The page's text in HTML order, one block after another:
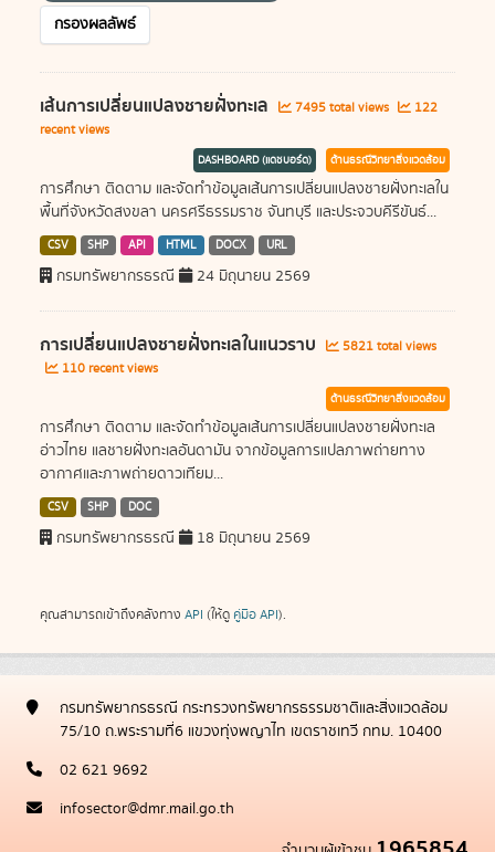
กรองผลลัพธ์
เส้นการเปลี่ยนแปลงชายฝั่งทะเล 7495 total views
122
recent views
DASHBOARD (แดชบอร์ด) ด้านธรณีวิทยาสิ่งแวดล้อม
การศึกษา ติดตาม และจัดทำข้อมูลเส้นการเปลี่ยนแปลงชายฝั่งทะเลใน
พื้นที่จังหวัดสงขลา นครศรีธรรมราช จันทบุรี และประจวบคีรีขันธ์...
CSV SHP API HTML DOCX URL
กรมทรัพยากรธรณี 24 มิถุนายน 2569
การเปลี่ยนแปลงชายฝั่งทะเลในแนวราบ
5821 total views
110 recent views
ด้านธรณีวิทยาสิ่งแวดล้อม
การศึกษา ติดตาม และจัดทำข้อมูลเส้นการเปลี่ยนแปลงชายฝั่งทะเล
อ่าวไทย แลชายฝั่งทะเลอันดามัน จากข้อมูลการแปลภาพถ่ายทาง
อากาศและภาพถ่ายดาวเทียม...
CSV SHP DOC
กรมทรัพยากรธรณี 18 มิถุนายน 2569
คุณสามารถเข้าถึงคลังทาง API (ให้ดู คู่มือ API).
กรมทรัพยากรธรณี กระทรวงทรัพยากรธรรมชาติและสิ่งแวดล้อม
75/10 ถ.พระรามที่6 แขวงทุ่งพญาไท เขตราชเทวี กทม. 10400
02 621 9692
infosector@dmr.mail.go.th